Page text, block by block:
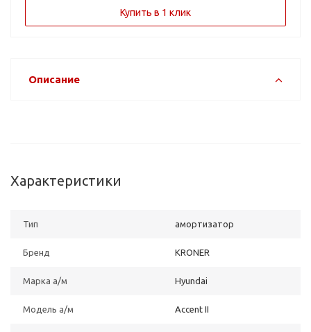
Купить в 1 клик
Описание
Характеристики
Тип амортизатор
Бренд KRONER
Марка а/м Hyundai
Модель а/м Accent II